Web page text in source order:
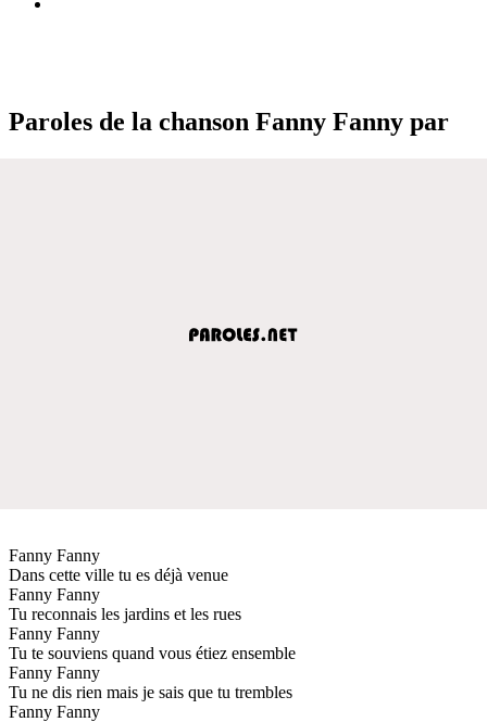
Paroles de la chanson Fanny Fanny par
Fanny Fanny
Dans cette ville tu es déjà venue
Fanny Fanny
Tu reconnais les jardins et les rues
Fanny Fanny
Tu te souviens quand vous étiez ensemble
Fanny Fanny
Tu ne dis rien mais je sais que tu trembles
Fanny Fanny